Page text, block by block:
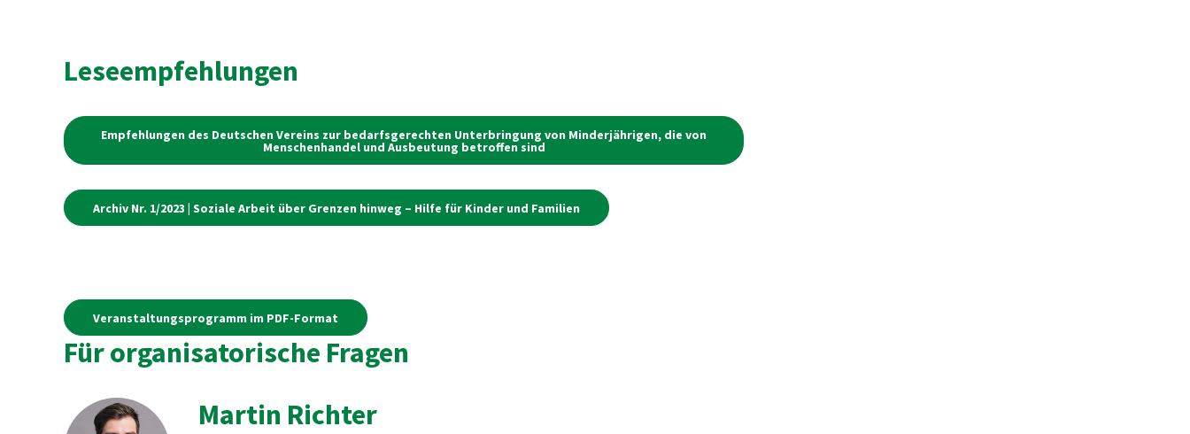
Leseempfehlungen
Empfehlungen des Deutschen Vereins zur bedarfsgerechten Unterbringung von Minderjährigen, die von
Menschenhandel und Ausbeutung betroffen sind
Archiv Nr. 1/2023 | Soziale Arbeit über Grenzen hinweg – Hilfe für Kinder und Familien
Veranstaltungsprogramm im PDF-Format
Für organisatorische Fragen
Martin Richter